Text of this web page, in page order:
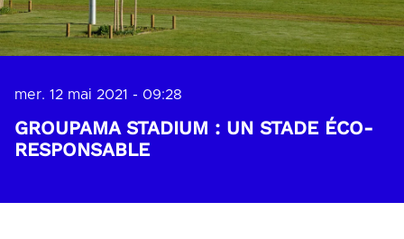
mer. 12 mai 2021 - 09:28
GROUPAMA STADIUM : UN STADE ÉCO-
RESPONSABLE